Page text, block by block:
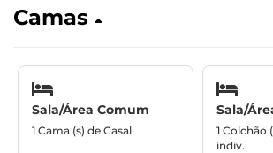
Camas
Sala/Área Comum
1 Cama (s) de Casal
Sala/
1 Colchão
indiv.